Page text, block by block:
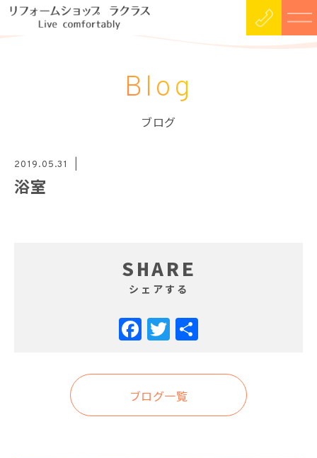
Blog
ブログ
2019.05.31
浴室
SHARE
シェアする
Facebook
Twitter
ブログ一覧